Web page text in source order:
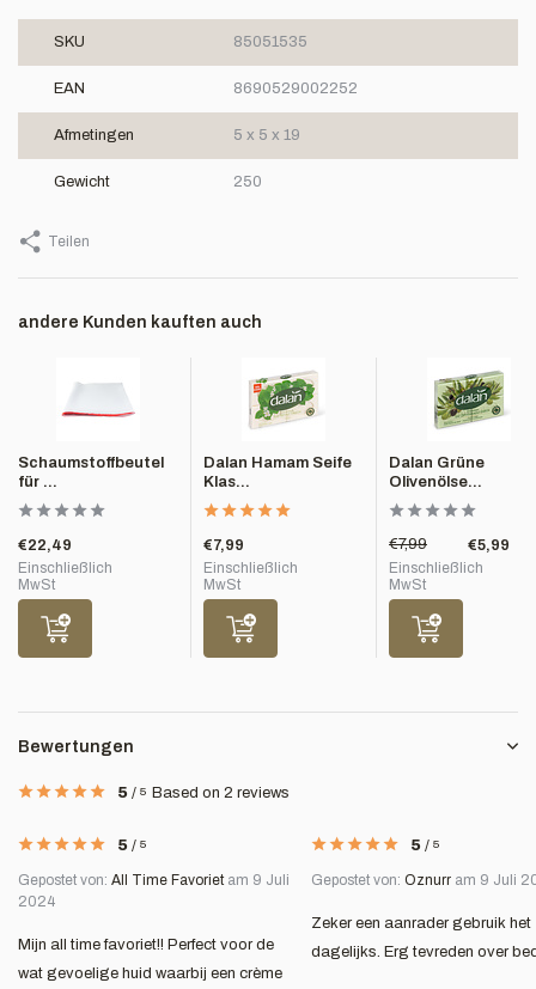
SKU 85051535
EAN 8690529002252
Afmetingen 5 x 5 x 19
Gewicht 250
Teilen
andere Kunden kauften auch
Schaumstoffbeutel
für ...
€22,49
Einschließlich
MwSt
Dalan Hamam Seife
Klas...
€7,99
Einschließlich
MwSt
Dalan Grüne
Olivenölse...
€7,99
€5,99
Einschließlich
MwSt
Bewertungen
5 / 5 Based on 2 reviews
5 / 5
Gepostet von: All Time Favorietam 9 Juli
2024
Mijn all time favoriet!! Perfect voor de
wat gevoelige huid waarbij een crème
5 / 5
Gepostet von: Oznurr am 9 Juli
Zeker een aanrader gebruik het
dagelijks. Erg tevreden over